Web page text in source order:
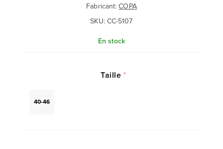
Fabricant: COPA
SKU: CC-5107
En stock
Taille *
40-46